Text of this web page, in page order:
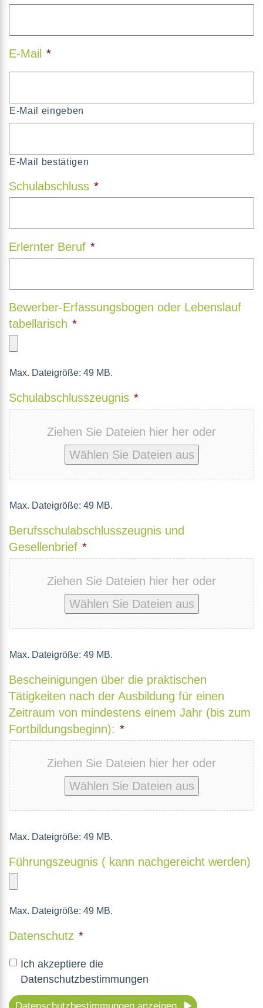
E-Mail *
E-Mail eingeben
E-Mail bestätigen
Schulabschluss *
Erlernter Beruf *
Bewerber-Erfassungsbogen oder Lebenslauf
tabellarisch *
Max. Dateigröße: 49 MB.
Schulabschlusszeugnis *
Ziehen Sie Dateien hier her oder
Wählen Sie Dateien aus
Max. Dateigröße: 49 MB.
Berufsschulabschlusszeugnis und
Gesellenbrief *
Ziehen Sie Dateien hier her oder
Wählen Sie Dateien aus
Max. Dateigröße: 49 MB.
Bescheinigungen über die praktischen
Tätigkeiten nach der Ausbildung für einen
Zeitraum von mindestens einem Jahr (bis zum
Fortbildungsbeginn): *
Ziehen Sie Dateien hier her oder
Wählen Sie Dateien aus
Max. Dateigröße: 49 MB.
Führungszeugnis ( kann nachgereicht werden)
Max. Dateigröße: 49 MB.
Datenschutz *
Ich akzeptiere die
Datenschutzbestimmungen